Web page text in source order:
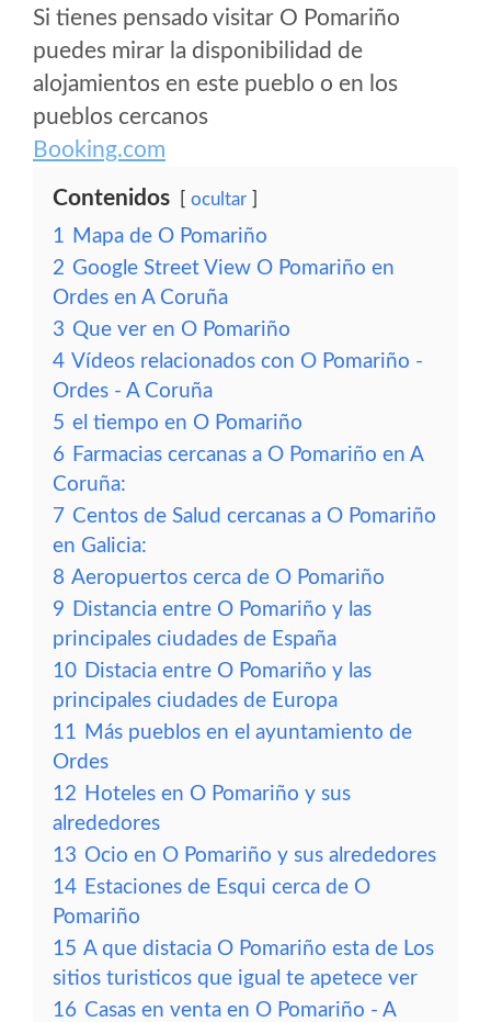
Si tienes pensado visitar O Pomariño
puedes mirar la disponibilidad de
alojamientos en este pueblo o en los
pueblos cercanos
Booking.com
Contenidos ocultar
1 Mapa de O Pomariño
2 Google Street View O Pomariño en
Ordes en A Coruña
3 Que ver en O Pomariño
4 Vídeos relacionados con O Pomariño -
Ordes - A Coruña
5 el tiempo en O Pomariño
6 Farmacias cercanas a O Pomariño en A
Coruña:
7 Centos de Salud cercanas a O Pomariño
en Galicia:
8 Aeropuertos cerca de O Pomariño
9 Distancia entre O Pomariño y las
principales ciudades de España
10 Distacia entre O Pomariño y las
principales ciudades de Europa
11 Más pueblos en el ayuntamiento de
Ordes
12 Hoteles en O Pomariño y sus
alrededores
13 Ocio en O Pomariño y sus alrededores
14 Estaciones de Esqui cerca de O
Pomariño
15 A que distacia O Pomariño esta de Los
sitios turisticos que igual te apetece ver
16 Casas en venta en O Pomariño - A